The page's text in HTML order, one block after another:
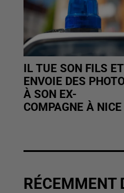
IL TUE SON FILS ET
ENVOIE DES
À SON EX-
COMPAGNE À NICE
RÉCEMMENT